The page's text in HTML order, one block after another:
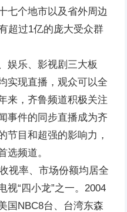
七个地市以及省外周边
超过1亿的庞大受众群
娱乐、影视剧三大板
实现直播，观众可以全
来，齐鲁频道积极关注
事件的同步直播成为齐
节目和超强的影响力，
选频道。
视率、市场份额均居全
视“四小龙”之一。2004
国NBC8台、台湾东森